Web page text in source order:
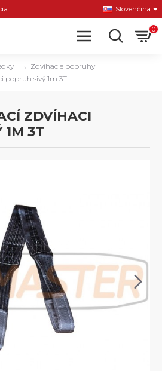
Slovenčina
0
Zdvíhacie popruhy
popruh sivý 1m 3T
ZDVÍHACI
1M 3T